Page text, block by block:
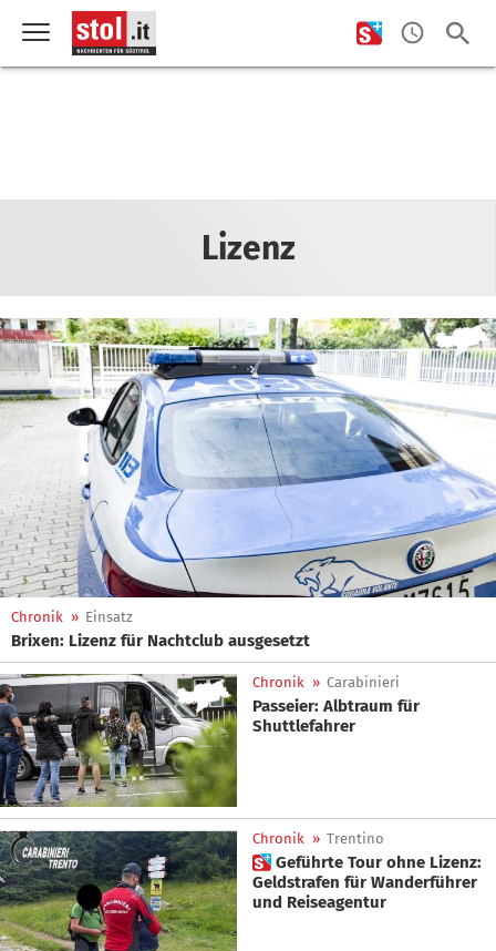
Lizenz
Chronik » Einsatz
Brixen: Lizenz für Nachtclub ausgesetzt
Chronik » Carabinieri
Passeier: Albtraum für
Shuttlefahrer
Chronik » Trentino
 Geführte Tour ohne Lizenz:
Geldstrafen für Wanderführer
und Reiseagentur